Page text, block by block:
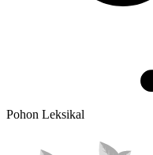
Pohon Leksikal